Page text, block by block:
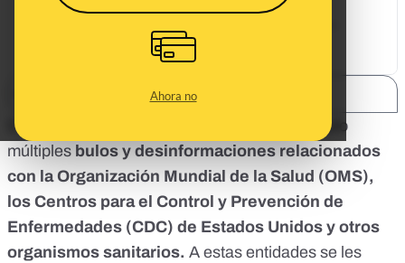
Ahora no
Desde el inicio de la pandemia se han viralizado
múltiples bulos y desinformaciones relacionados
con la Organización Mundial de la Salud (OMS),
los Centros para el Control y Prevención de
Enfermedades (CDC) de Estados Unidos y otros
organismos sanitarios. A estas entidades se les